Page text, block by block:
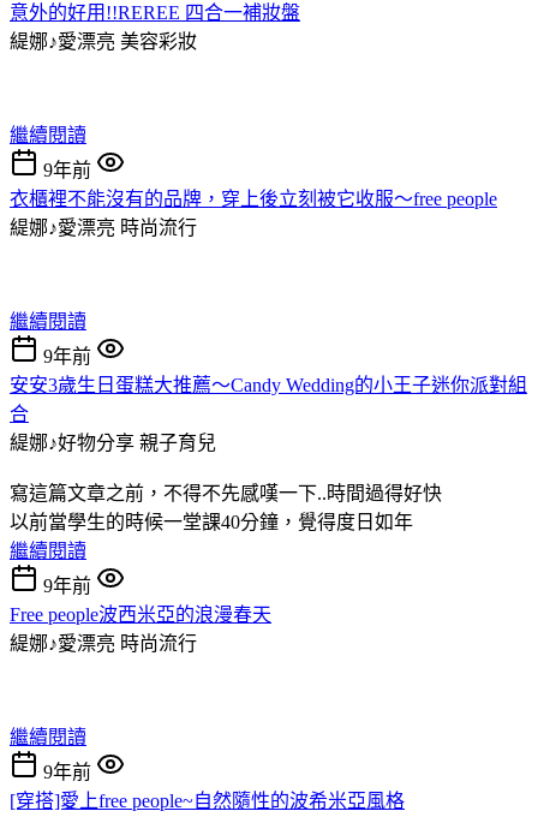
意外的好用!!REREE 四合一補妝盤
緹娜♪愛漂亮 美容彩妝
繼續閱讀
9年前
衣櫃裡不能沒有的品牌，穿上後立刻被它收服～free people
緹娜♪愛漂亮 時尚流行
繼續閱讀
9年前
安安3歲生日蛋糕大推薦～Candy Wedding的小王子迷你派對組
合
緹娜♪好物分享 親子育兒
寫這篇文章之前，不得不先感嘆一下..時間過得好快
以前當學生的時候一堂課40分鐘，覺得度日如年
繼續閱讀
9年前
Free people波西米亞的浪漫春天
緹娜♪愛漂亮 時尚流行
繼續閱讀
9年前
[穿搭]愛上free people~自然隨性的波希米亞風格